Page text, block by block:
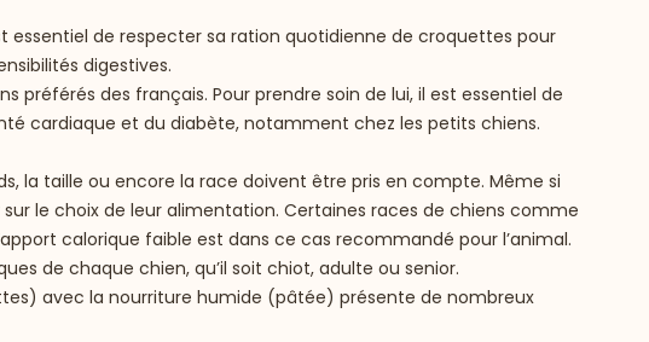
essentiel de respecter sa ration quotidienne de croquettes pour
digestives.
préférés des français. Pour prendre soin de lui, il est essentiel de
cardiaque et du diabète, notamment chez les petits chiens.
la taille ou encore la race doivent être pris en compte. Même si
le choix de leur alimentation. Certaines races de chiens comme
calorique faible est dans ce cas recommandé pour l’animal.
de chaque chien, qu’il soit chiot, adulte ou senior.
avec la nourriture humide (pâtée) présente de nombreux